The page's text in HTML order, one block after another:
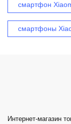
смартфон
смартфоны
Интернет-магазин